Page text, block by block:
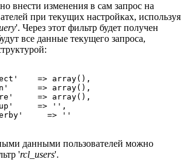
внести изменения в сам запрос на
при текущих настройках, используя
'. Через этот фильтр будет получен
все данные текущего запроса,
=> array(),
=> array(),
=> array(),
=> '',
=> ''
данными пользователей можно
'rcl_users'.